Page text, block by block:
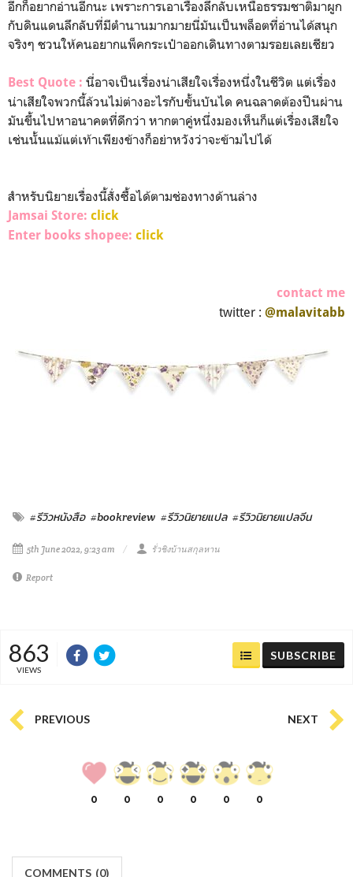
อีกก็อยากอ่านอีกนะ เพราะการเอาเรื่องลึกลับเหนือธรรมชาติมาผูก
กับดินแดนลึกลับที่มีตำนานมากมายนี่มันเป็นพล็อตที่อ่านได้สนุก
จริงๆ ชวนให้คนอยากแพ็คกระเป๋าออกเดินทางตามรอยเลยเชียว
Best Quote : นี่อาจเป็นเรื่องน่าเสียใจเรื่องหนึ่งในชีวิต แต่เรื่อง
น่าเสียใจพวกนี้ล้วนไม่ต่างอะไรกับขั้นบันได คนฉลาดต้องปีนผ่าน
มันขึ้นไปหาอนาคตที่ดีกว่า หากตาคู่หนึ่งมองเห็นก็แต่เรื่องเสียใจ
เช่นนั้นแม้แต่เท้าเพียงข้างก็อย่าหวังว่าจะข้ามไปได้
สำหรับนิยายเรื่องนี้สั่งซื้อได้ตามช่องทางด้านล่าง
Jamsai Store: click
Enter books shopee: click
contact me
twitter : @malavitabb
#รีวิวหนังสือ #bookreview #รีวิวนิยายแปล #รีวิวนิยายแปลจีน
5th June 2022, 9:23 am รั่วชิงบ้านสกุลหาน
Report
863
VIEWS
SUBSCRIBE
PREVIOUS NEXT
0 0 0 0 0 0
COMMENTS (0)